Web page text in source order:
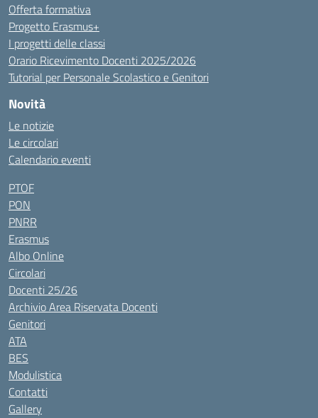
Offerta formativa
Progetto Erasmus+
I progetti delle classi
Orario Ricevimento Docenti 2025/2026
Tutorial per Personale Scolastico e Genitori
Novità
Le notizie
Le circolari
Calendario eventi
PTOF
PON
PNRR
Erasmus
Albo Online
Circolari
Docenti 25/26
Archivio Area Riservata Docenti
Genitori
ATA
BES
Modulistica
Contatti
Gallery